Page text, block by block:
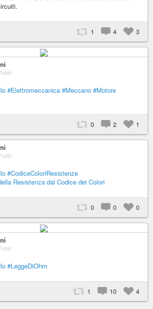
1 4 3
#Elettromeccanica #Meccano #Motore
0 2 1
#CodiceColoriResistenze
Resistenza dal Codice dei Colori
0 0 0
#LeggeDiOhm
1 10 4